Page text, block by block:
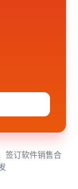
签订软件销售合